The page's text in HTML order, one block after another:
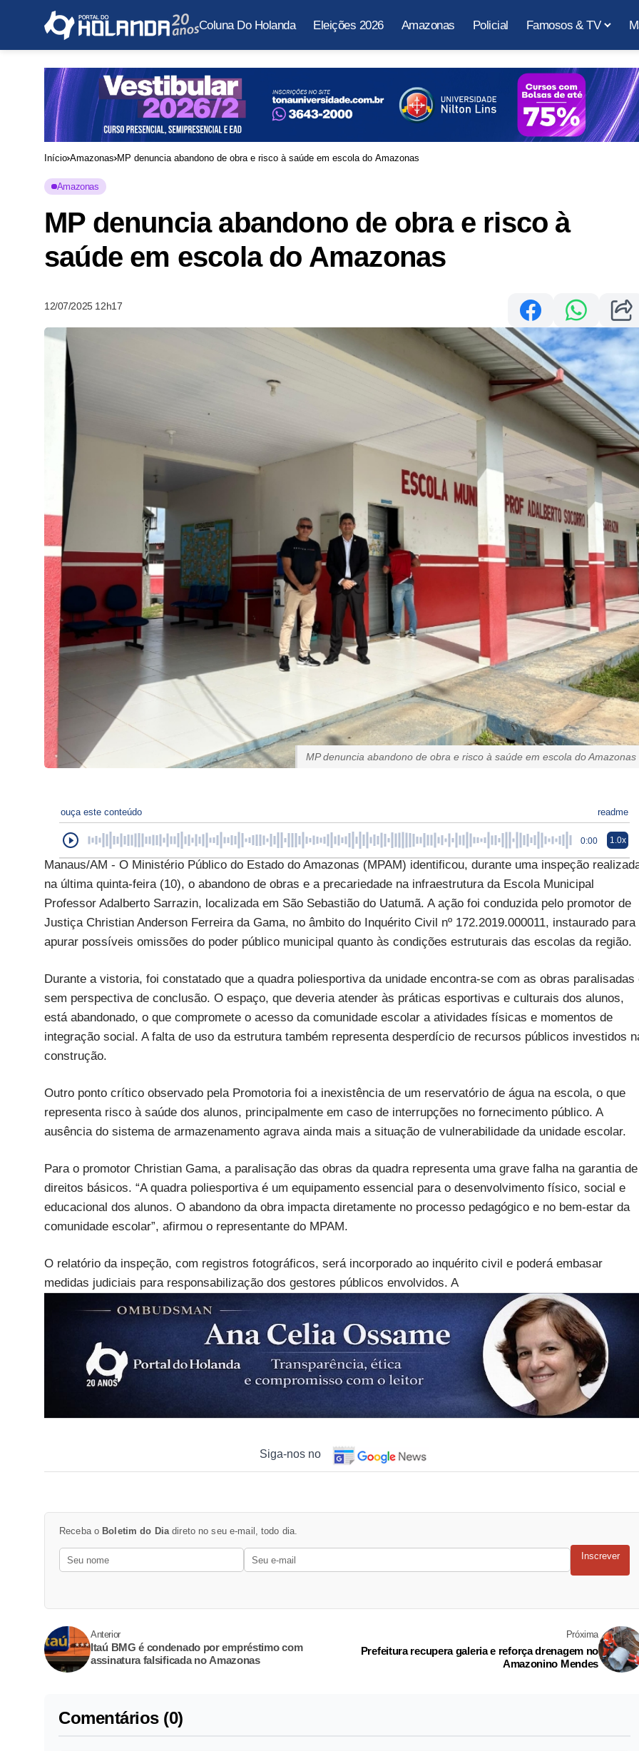
Coluna Do Holanda Eleições 2026 Amazonas Policial Famosos & TV
Início Amazonas MP denuncia abandono de obra e risco à saúde em escola do Amazonas
Amazonas
MP denuncia abandono de obra e risco à
saúde em escola do Amazonas
12/07/2025 12h17
MP denuncia abandono de obra e risco à saúde em escola do Amazonas
ouça este conteúdo readme
0:00 1.0x
Manaus/AM - O Ministério Público do Estado do Amazonas (MPAM) identificou, durante uma inspeção
na última quinta-feira (10), o abandono de obras e a precariedade na infraestrutura da Escola Municipal
Professor Adalberto Sarrazin, localizada em São Sebastião do Uatumã. A ação foi conduzida pelo promotor de
Justiça Christian Anderson Ferreira da Gama, no âmbito do Inquérito Civil nº 172.2019.000011, instaurado para
apurar possíveis omissões do poder público municipal quanto às condições estruturais das escolas da região.
Durante a vistoria, foi constatado que a quadra poliesportiva da unidade encontra-se com as obras paralisadas
sem perspectiva de conclusão. O espaço, que deveria atender às práticas esportivas e culturais dos alunos,
está abandonado, o que compromete o acesso da comunidade escolar a atividades físicas e momentos de
integração social. A falta de uso da estrutura também representa desperdício de recursos públicos investidos
construção.
Outro ponto crítico observado pela Promotoria foi a inexistência de um reservatório de água na escola, o que
representa risco à saúde dos alunos, principalmente em caso de interrupções no fornecimento público. A
ausência do sistema de armazenamento agrava ainda mais a situação de vulnerabilidade da unidade escolar.
Para o promotor Christian Gama, a paralisação das obras da quadra representa uma grave falha na garantia de
direitos básicos. “A quadra poliesportiva é um equipamento essencial para o desenvolvimento físico, social e
educacional dos alunos. O abandono da obra impacta diretamente no processo pedagógico e no bem-estar da
comunidade escolar”, afirmou o representante do MPAM.
O relatório da inspeção, com registros fotográficos, será incorporado ao inquérito civil e poderá embasar
medidas judiciais para responsabilização dos gestores públicos envolvidos. A
Siga-nos no
Receba o Boletim do Diadireto no seu e-mail, todo dia.
Inscrever
Anterior
Itaú BMG é condenado por empréstimo com
assinatura falsificada no Amazonas
Próxima
Prefeitura recupera galeria e reforça drenagem no
Amazonino Mendes
Comentários (0)